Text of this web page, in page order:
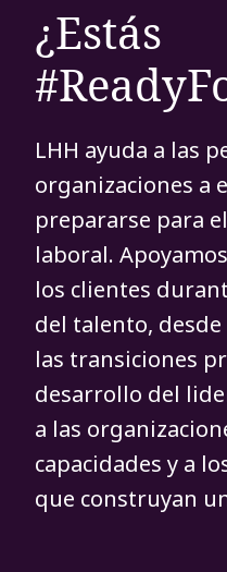
¿Estás
LHH ayuda a las
organizaciones a
prepararse para
laboral.
los clientes
del talento,
las transiciones
desarrollo del
a las
capacidades y a
que construyan